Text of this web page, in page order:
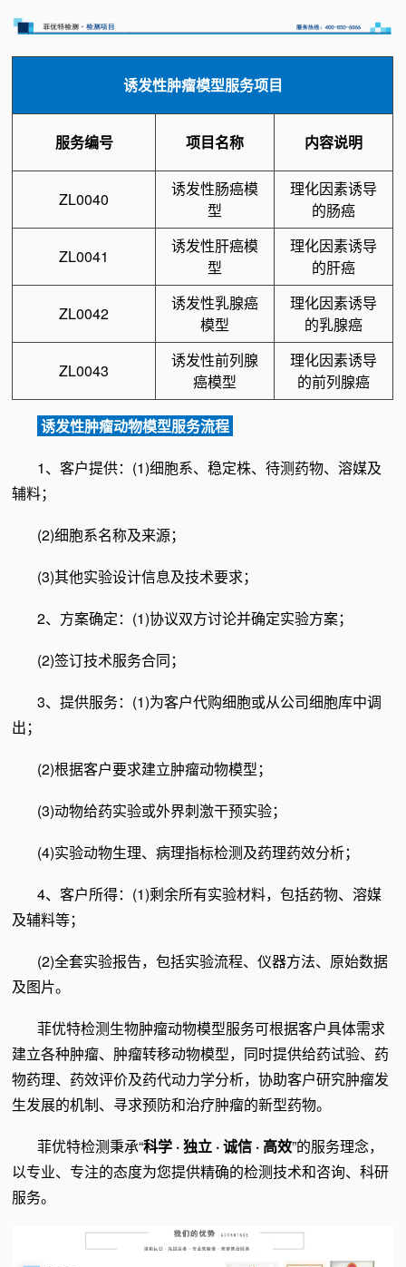
诱发性肿瘤模型服务项目
服务编号 项目名称 内容说明
ZL0040
诱发性肠癌模
型
理化因素诱导
的肠癌
ZL0041
诱发性肝癌模
型
理化因素诱导
的肝癌
ZL0042
诱发性乳腺癌
模型
理化因素诱导
的乳腺癌
ZL0043
诱发性前列腺
癌模型
理化因素诱导
的前列腺癌
诱发性肿瘤动物模型服务流程
1、客户提供：(1)细胞系、稳定株、待测药物、溶媒及
辅料；
(2)细胞系名称及来源；
(3)其他实验设计信息及技术要求；
2、方案确定：(1)协议双方讨论并确定实验方案；
(2)签订技术服务合同；
3、提供服务：(1)为客户代购细胞或从公司细胞库中调
出；
(2)根据客户要求建立肿瘤动物模型；
(3)动物给药实验或外界刺激干预实验；
(4)实验动物生理、病理指标检测及药理药效分析；
4、客户所得：(1)剩余所有实验材料，包括药物、溶媒
及辅料等；
(2)全套实验报告，包括实验流程、仪器方法、原始数据
及图片。
菲优特检测生物肿瘤动物模型服务可根据客户具体需求
建立各种肿瘤、肿瘤转移动物模型，同时提供给药试验、药
物药理、药效评价及药代动力学分析，协助客户研究肿瘤发
生发展的机制、寻求预防和治疗肿瘤的新型药物。
菲优特检测秉承“科学 · 独立 · 诚信 · 高效”的服务理念，
以专业、专注的态度为您提供精确的检测技术和咨询、科研
服务。